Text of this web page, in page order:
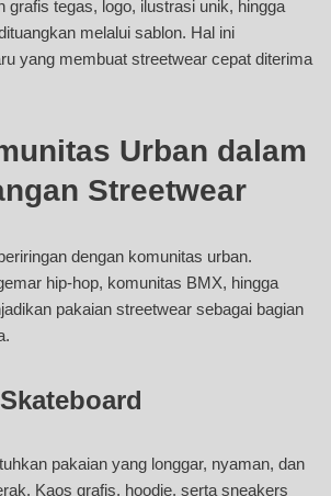
grafis tegas, logo, ilustrasi unik, hingga
melalui sablon. Hal ini
yang membuat streetwear cepat diterima
Urban dalam
Streetwear
dengan komunitas urban.
hip-hop, komunitas BMX, hingga
pakaian streetwear sebagai bagian
pakaian yang longgar, nyaman, dan
Kaos grafis, hoodie, serta sneakers